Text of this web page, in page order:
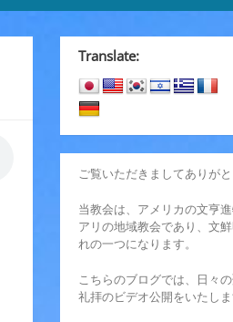
Translate:
ご覧いただきましてありがと
当教会は、アメリカの文亨
アリの地域教会であり、文
れの一つになります。
こちらのブログでは、日々
礼拝のビデオ公開をいたしま